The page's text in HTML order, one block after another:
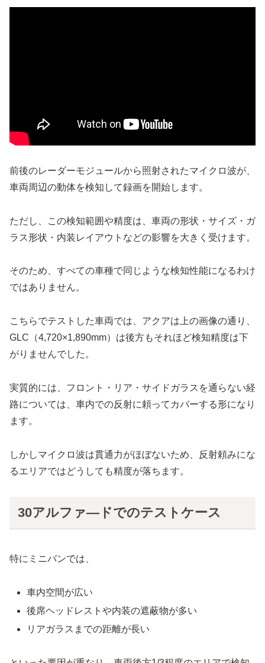
前後のレーダーモジュールから照射されたマイクロ波が、
車両周辺の動体を検知して録画を開始します。
ただし、この検知範囲や精度は、車両の形状・サイズ・ガ
ラス形状・内装レイアウトなどの影響を大きく受けます。
そのため、すべての車種で同じような検知性能になるわけ
ではありません。
こちらでテストした車両では、アクアは上の画像の通り、
GLC（4,720×1,890mm）は後方もそれほど検知精度は下
がりませんでした。
実質的には、フロント・リア・サイドガラスを通らない経
路については、車内での反射に頼ってカバーする形になり
ます。
しかしマイクロ波は貫通力がほぼないため、反射頼みにな
るエリアではどうしても精度が落ちます。
30アルファ―ドでのテストケース
特にミニバンでは、
車内空間が広い
後席ヘッドレストや内装の遮蔽物が多い
リアガラスまでの距離が長い